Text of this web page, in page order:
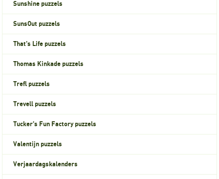
Sunshine puzzels
SunsOut puzzels
That's Life puzzels
Thomas Kinkade puzzels
Trefl puzzels
Trevell puzzels
Tucker's Fun Factory puzzels
Valentijn puzzels
Verjaardagskalenders